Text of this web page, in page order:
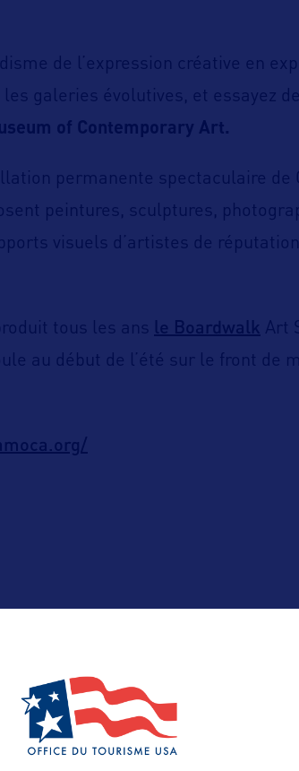
de l’expression créative en
galeries évolutives, et essayez
of Contemporary Art.
permanente spectaculaire de
peintures, sculptures,
visuels d’artistes de
tous les ans le Boardwalk Art
au début de l’été sur le front de
ALLEZ PLUS LOIN